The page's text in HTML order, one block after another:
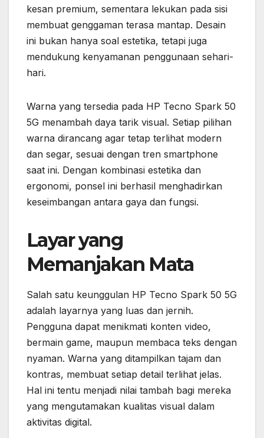
kesan premium, sementara lekukan pada sisi
membuat genggaman terasa mantap. Desain
ini bukan hanya soal estetika, tetapi juga
mendukung kenyamanan penggunaan sehari-
hari.
Warna yang tersedia pada HP Tecno Spark 50
5G menambah daya tarik visual. Setiap pilihan
warna dirancang agar tetap terlihat modern
dan segar, sesuai dengan tren smartphone
saat ini. Dengan kombinasi estetika dan
ergonomi, ponsel ini berhasil menghadirkan
keseimbangan antara gaya dan fungsi.
Layar yang
Memanjakan Mata
Salah satu keunggulan HP Tecno Spark 50 5G
adalah layarnya yang luas dan jernih.
Pengguna dapat menikmati konten video,
bermain game, maupun membaca teks dengan
nyaman. Warna yang ditampilkan tajam dan
kontras, membuat setiap detail terlihat jelas.
Hal ini tentu menjadi nilai tambah bagi mereka
yang mengutamakan kualitas visual dalam
aktivitas digital.